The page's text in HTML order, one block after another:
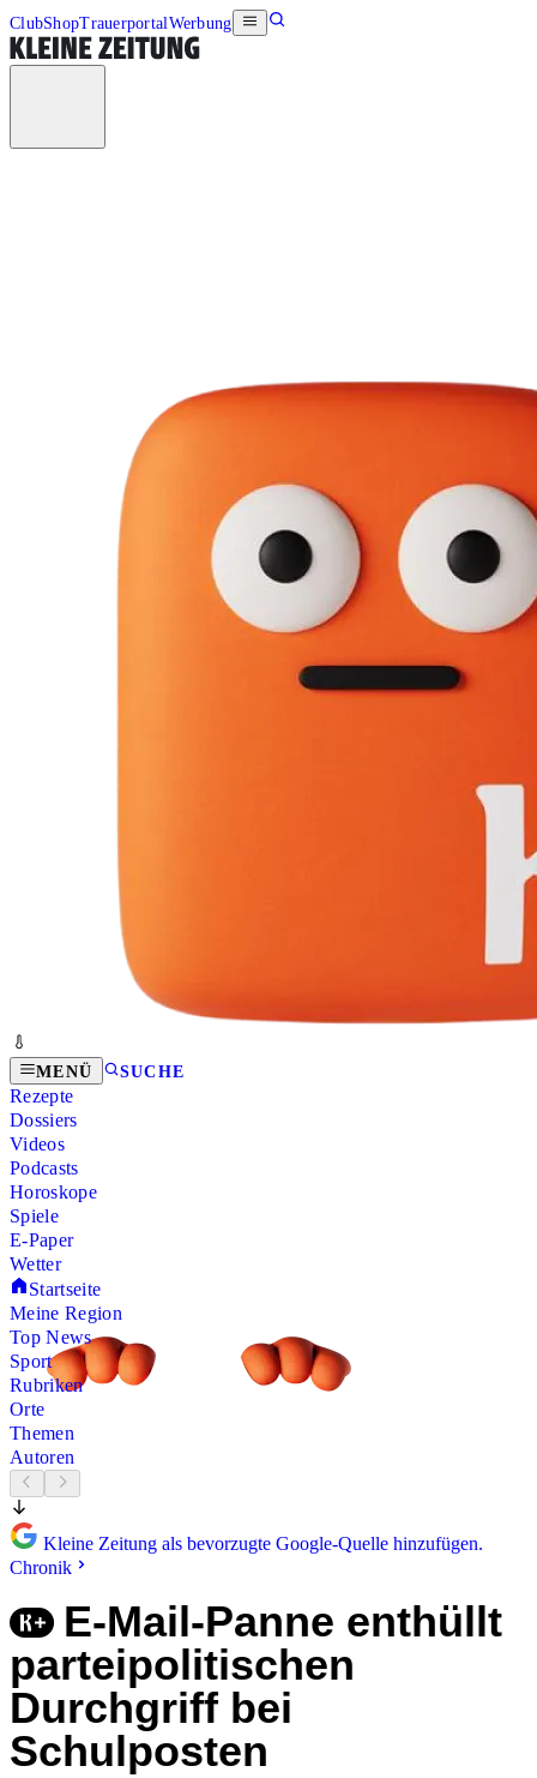
ClubShopTrauerportalWerbung
MENÜ SUCHE
Rezepte
Dossiers
Videos
Podcasts
Horoskope
Spiele
E-Paper
Wetter
Startseite
Meine Region
Top News
Sport
Rubriken
Orte
Themen
Autoren
Kleine Zeitung als bevorzugte Google-Quelle hinzufügen.
Chronik
E-Mail-Panne enthüllt
parteipolitischen
Durchgriff bei
Schulposten